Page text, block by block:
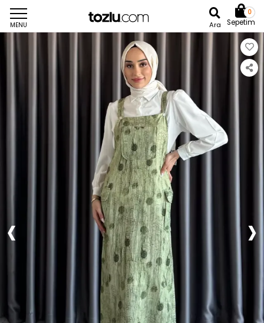
MENU Ara
0
Sepetim